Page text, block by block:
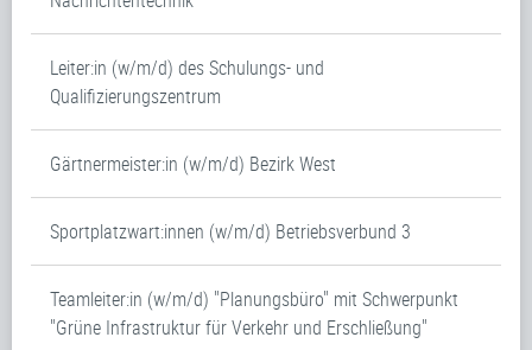
Leiter:in (w/m/d) des Schulungs- und
Qualifizierungszentrum
Gärtnermeister:in (w/m/d) Bezirk West
Sportplatzwart:innen (w/m/d) Betriebsverbund 3
Teamleiter:in (w/m/d) "Planungsbüro" mit Schwerpunkt
"Grüne Infrastruktur für Verkehr und Erschließung"